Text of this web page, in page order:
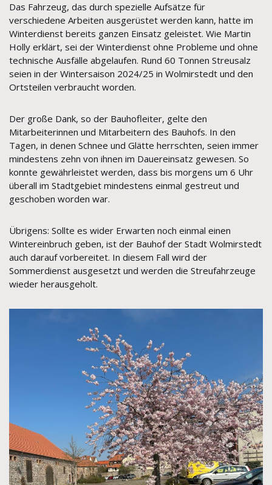
Das Fahrzeug, das durch spezielle Aufsätze für
verschiedene Arbeiten ausgerüstet werden kann, hatte im
Winterdienst bereits ganzen Einsatz geleistet. Wie Martin
Holly erklärt, sei der Winterdienst ohne Probleme und ohne
technische Ausfälle abgelaufen. Rund 60 Tonnen Streusalz
seien in der Wintersaison 2024/25 in Wolmirstedt und den
Ortsteilen verbraucht worden.
Der große Dank, so der Bauhofleiter, gelte den
Mitarbeiterinnen und Mitarbeitern des Bauhofs. In den
Tagen, in denen Schnee und Glätte herrschten, seien immer
mindestens zehn von ihnen im Dauereinsatz gewesen. So
konnte gewährleistet werden, dass bis morgens um 6 Uhr
überall im Stadtgebiet mindestens einmal gestreut und
geschoben worden war.
Übrigens: Sollte es wider Erwarten noch einmal einen
Wintereinbruch geben, ist der Bauhof der Stadt Wolmirstedt
auch darauf vorbereitet. In diesem Fall wird der
Sommerdienst ausgesetzt und werden die Streufahrzeuge
wieder herausgeholt.